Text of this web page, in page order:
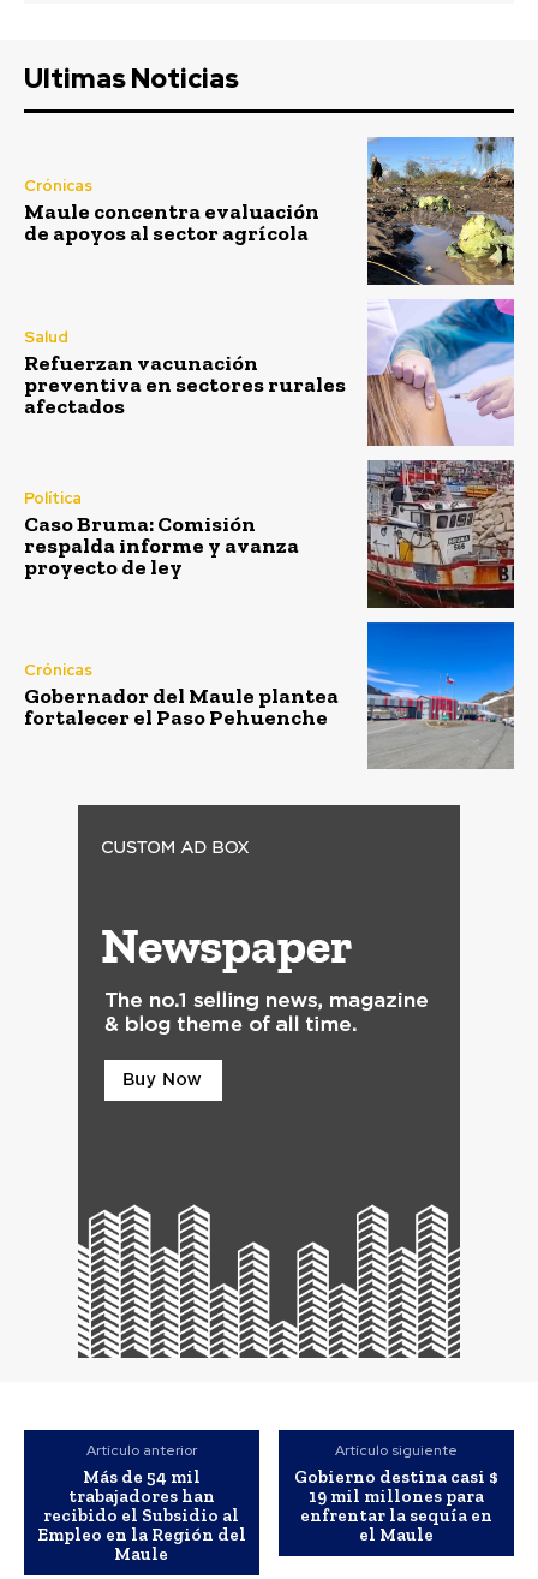
Ultimas Noticias
Crónicas
Maule concentra evaluación
de apoyos al sector agrícola
Salud
Refuerzan vacunación
preventiva en sectores rurales
afectados
Política
Caso Bruma: Comisión
respalda informe y avanza
proyecto de ley
Crónicas
Gobernador del Maule plantea
fortalecer el Paso Pehuenche
Artículo anterior
Más de 54 mil
trabajadores han
recibido el Subsidio al
Empleo en la Región del
Maule
Artículo siguiente
Gobierno destina casi $
19 mil millones para
enfrentar la sequía en
el Maule